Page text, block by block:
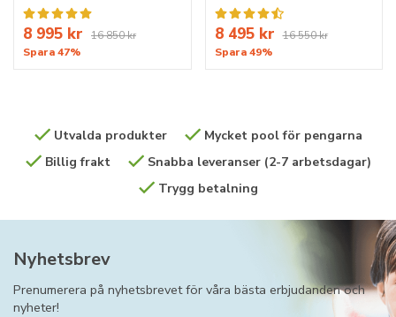
8 995 kr
16 850 kr
Spara 47%
8 495 kr 16 550 kr
Spara 49%
Utvalda produkter
Mycket pool för pengarna
Billig frakt
Snabba leveranser (2-7 arbetsdagar)
Trygg betalning
Nyhetsbrev
Prenumerera på nyhetsbrevet för våra bästa erbjudanden och
nyheter!